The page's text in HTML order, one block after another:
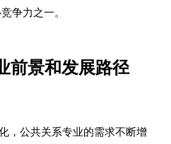
争力之一。
前景和发展路径
，公共关系专业的需求不断增